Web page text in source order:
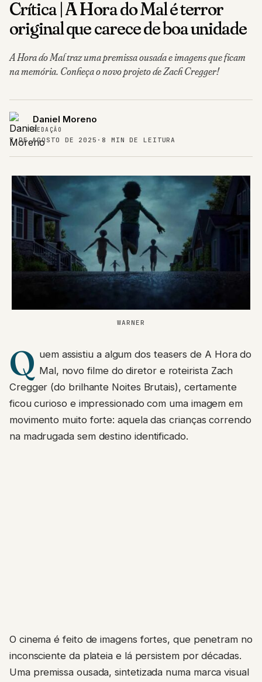
Crítica | A Hora do Mal é terror
original que carece de boa unidade
A Hora do Mal traz uma premissa ousada e imagens que ficam
na memória. Conheça o novo projeto de Zach Cregger!
Daniel Moreno
REDAÇÃO
7 DE AGOSTO DE 2025 · 8 MIN DE LEITURA
WARNER
Q uem assistiu a algum dos teasers de A Hora do
Mal, novo filme do diretor e roteirista Zach
Cregger (do brilhante Noites Brutais), certamente
ficou curioso e impressionado com uma imagem em
movimento muito forte: aquela das crianças correndo
na madrugada sem destino identificado.
O cinema é feito de imagens fortes, que penetram no
inconsciente da plateia e lá persistem por décadas.
Uma premissa ousada, sintetizada numa marca visual